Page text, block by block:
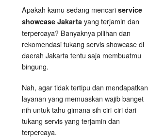
Apakah kamu sedang mencari service
showcase Jakarta yang terjamin dan
terpercaya? Banyaknya pilihan dan
rekomendasi tukang servis showcase di
daerah Jakarta tentu saja membuatmu
bingung.
Nah, agar tidak tertipu dan mendapatkan
layanan yang memuaskan wajib banget
nih untuk tahu gimana sih ciri-ciri dari
tukang servis yang terjamin dan
terpercaya.